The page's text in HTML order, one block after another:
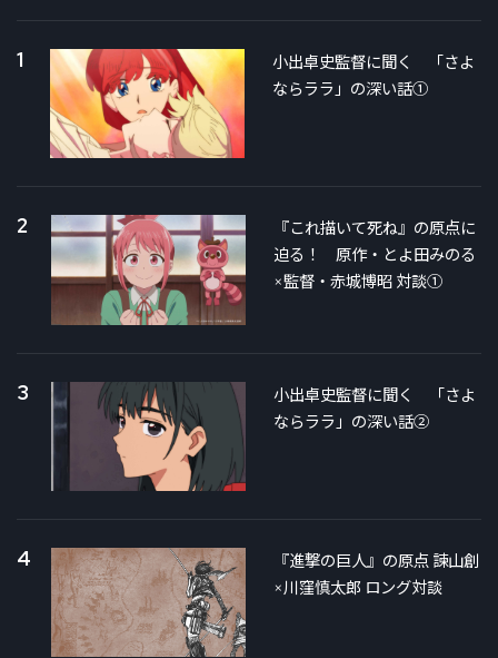
1
小出卓史監督に聞く 「さよ
ならララ」の深い話①
2
『これ描いて死ね』の原点に
迫る！ 原作・とよ田みのる
×監督・赤城博昭 対談①
3
小出卓史監督に聞く 「さよ
ならララ」の深い話②
4
『進撃の巨人』の原点 諫山創
×川窪慎太郎 ロング対談